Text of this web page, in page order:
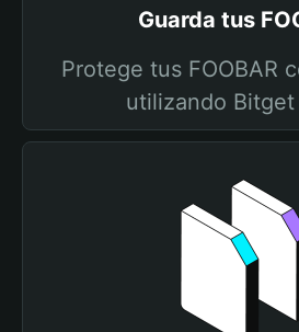
Guarda tus
Protege tus FOOBAR
utilizando Bitget